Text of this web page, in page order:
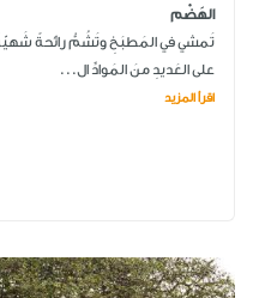
الهَضْم
تَمشي في المَطبَخِ وتَشُمُّ رائحةً
على العَديدِ منَ المَوادِّ ال...
اقرأ المزيد